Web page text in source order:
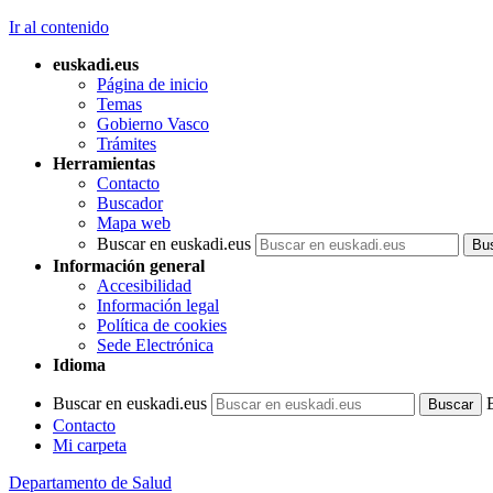
Ir al contenido
euskadi.eus
Página de inicio
Temas
Gobierno Vasco
Trámites
Herramientas
Contacto
Buscador
Mapa web
Buscar en euskadi.eus
Información general
Accesibilidad
Información legal
Política de cookies
Sede Electrónica
Idioma
Buscar en euskadi.eus
Contacto
Mi carpeta
Departamento de Salud